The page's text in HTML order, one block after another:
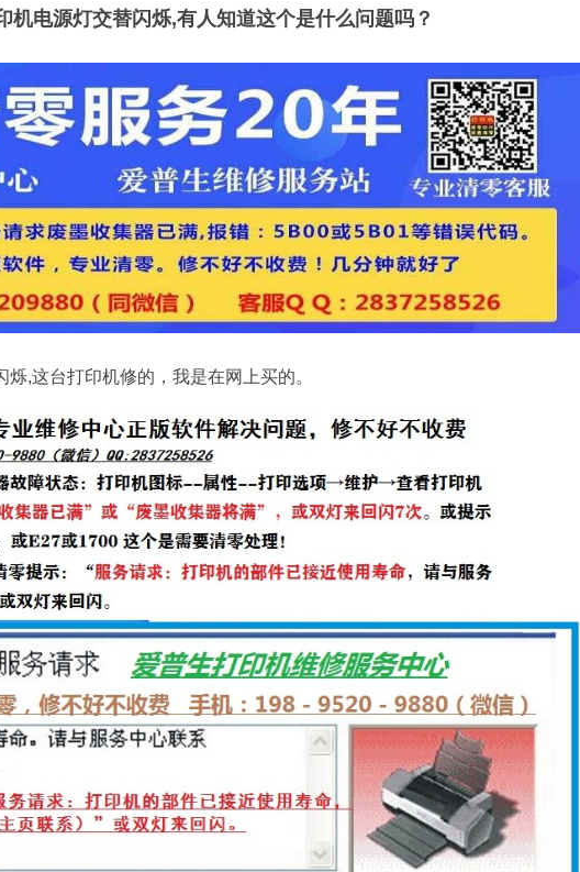
机电源灯交替闪烁,有人知道这个是什么问题吗？
,这台打印机修的，我是在网上买的。